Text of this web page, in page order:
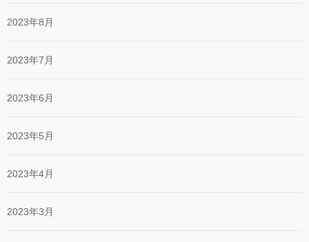
2023年8月
2023年7月
2023年6月
2023年5月
2023年4月
2023年3月